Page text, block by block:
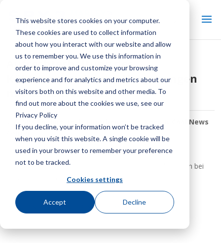
This website stores cookies on your computer.
These cookies are used to collect information
about how you interact with our website and allow
us to remember you. We use this information in
order to improve and customize your browsing
experience and for analytics and metrics about our
visitors both on this website and other media. To
find out more about the cookies we use, see our
Privacy Policy
If you decline, your information won’t be tracked
when you visit this website. A single cookie will be
used in your browser to remember your preference
not to be tracked.
Cookies settings
Accept Decline
Aufrechterhaltung des
Kühlturmbetriebs in Umgebungen
mit kaltem Wetter
SPX Cooling Tech-Mitarbeiter
Keep It Cool News
Center
Mark Pfeifer verfasste diesen Artikel inProzesskühlung
Zeitschrift mit Empfehlungen zum Betrieb von Kühltürmen bei
eisigen Temperaturen.
http://digitaladmin.bnpmedia.com/publication/?
m=&l=1&i=518755&p=30&ver=html5